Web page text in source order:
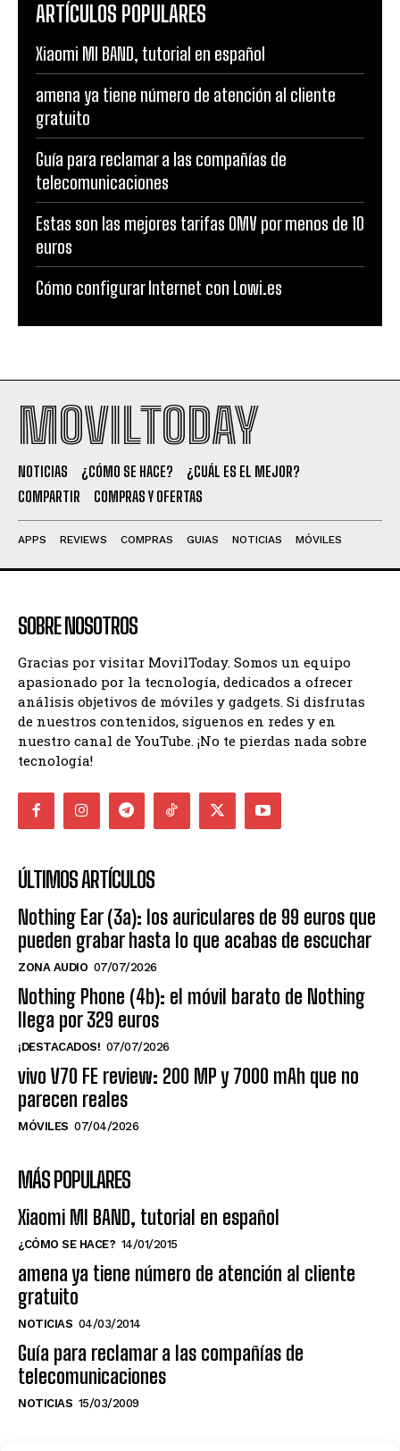
ARTÍCULOS POPULARES
Xiaomi MI BAND, tutorial en español
amena ya tiene número de atención al cliente
gratuito
Guía para reclamar a las compañías de
telecomunicaciones
Estas son las mejores tarifas OMV por menos de 10
euros
Cómo configurar Internet con Lowi.es
MOVILTODAY
NOTICIAS ¿CÓMO SE HACE?
¿CUÁL ES EL MEJOR?
COMPARTIR
COMPRAS Y OFERTAS
APPS REVIEWS COMPRAS GUIAS NOTICIAS MÓVILES
SOBRE NOSOTROS
Gracias por visitar MovilToday. Somos un equipo
apasionado por la tecnología, dedicados a ofrecer
análisis objetivos de móviles y gadgets. Si disfrutas
de nuestros contenidos, síguenos en redes y en
nuestro canal de YouTube. ¡No te pierdas nada sobre
tecnología!
ÚLTIMOS ARTÍCULOS
Nothing Ear (3a): los auriculares de 99 euros que
pueden grabar hasta lo que acabas de escuchar
ZONA AUDIO 07/07/2026
Nothing Phone (4b): el móvil barato de Nothing
llega por 329 euros
¡DESTACADOS! 07/07/2026
vivo V70 FE review: 200 MP y 7000 mAh que no
parecen reales
MÓVILES 07/04/2026
MÁS POPULARES
Xiaomi MI BAND, tutorial en español
¿CÓMO SE HACE? 14/01/2015
amena ya tiene número de atención al cliente
gratuito
NOTICIAS 04/03/2014
Guía para reclamar a las compañías de
telecomunicaciones
NOTICIAS 15/03/2009